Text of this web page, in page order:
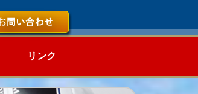
リンク